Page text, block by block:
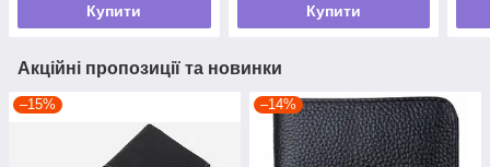
Купити Купити
Акційні пропозиції та новинки
–15% –14%